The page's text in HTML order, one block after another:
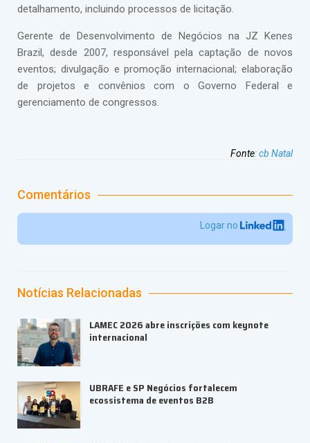
detalhamento, incluindo processos de licitação.
Gerente de Desenvolvimento de Negócios na JZ Kenes
Brazil, desde 2007, responsável pela captação de novos
eventos; divulgação e promoção internacional; elaboração
de projetos e convênios com o Governo Federal e
gerenciamento de congressos.
Fonte:cb Natal
Comentários
Logar no
Notícias Relacionadas
LAMEC 2026 abre inscrições com keynote
internacional
UBRAFE e SP Negócios fortalecem
ecossistema de eventos B2B